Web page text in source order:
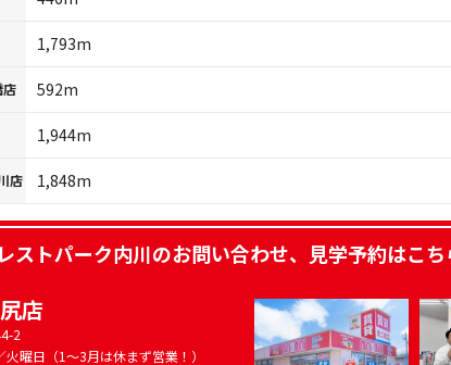
1,793m
店 592m
1,944m
店 1,848m
ストパーク内川のお問い合わせ、見学予約はこち
店
2
曜日（1～3月は休まず営業！）